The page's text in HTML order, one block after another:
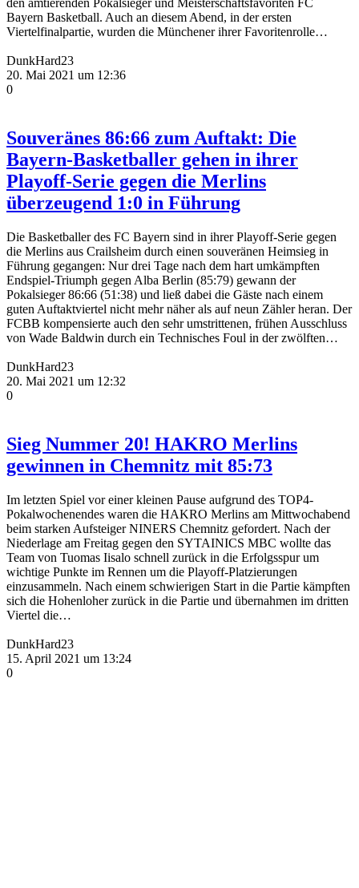
den amtierenden Pokalsieger und Meisterschaftsfavoriten FC
Bayern Basketball. Auch an diesem Abend, in der ersten
Viertelfinalpartie, wurden die Münchener ihrer Favoritenrolle…
DunkHard23
20. Mai 2021 um 12:36
0
Souveränes 86:66 zum Auftakt: Die
Bayern-Basketballer gehen in ihrer
Playoff-Serie gegen die Merlins
überzeugend 1:0 in Führung
Die Basketballer des FC Bayern sind in ihrer Playoff-Serie gegen
die Merlins aus Crailsheim durch einen souveränen Heimsieg in
Führung gegangen: Nur drei Tage nach dem hart umkämpften
Endspiel-Triumph gegen Alba Berlin (85:79) gewann der
Pokalsieger 86:66 (51:38) und ließ dabei die Gäste nach einem
guten Auftaktviertel nicht mehr näher als auf neun Zähler heran. Der
FCBB kompensierte auch den sehr umstrittenen, frühen Ausschluss
von Wade Baldwin durch ein Technisches Foul in der zwölften…
DunkHard23
20. Mai 2021 um 12:32
0
Sieg Nummer 20! HAKRO Merlins
gewinnen in Chemnitz mit 85:73
Im letzten Spiel vor einer kleinen Pause aufgrund des TOP4-
Pokalwochenendes waren die HAKRO Merlins am Mittwochabend
beim starken Aufsteiger NINERS Chemnitz gefordert. Nach der
Niederlage am Freitag gegen den SYTAINICS MBC wollte das
Team von Tuomas Iisalo schnell zurück in die Erfolgsspur um
wichtige Punkte im Rennen um die Playoff-Platzierungen
einzusammeln. Nach einem schwierigen Start in die Partie kämpften
sich die Hohenloher zurück in die Partie und übernahmen im dritten
Viertel die…
DunkHard23
15. April 2021 um 13:24
0